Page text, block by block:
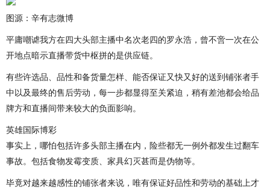
图源：辛有志微博
平庸嘲谑我方在四大头部主播中名次老四的罗永浩，曾不啻一次在公
开地点暗示直播带货中枢拼的是供应链。
有些许选品、品性和备货量怎样、能否保证又快又好的送到铺张者手
中以及最终的售后劳动，每一步都显得至关紧迫，稍有差池都会给品
牌方和直播间带来较大的负面影响。
英雄国际博彩
事实上，哪怕包括许多头部主播在内，险些都无一例外都发生过翻车
事故。包括食物发霉变质、家具幻灭甚而是伪物等。
毕竟对越来越感性的铺张者来说，唯有保证好品性和劳动的基础上才